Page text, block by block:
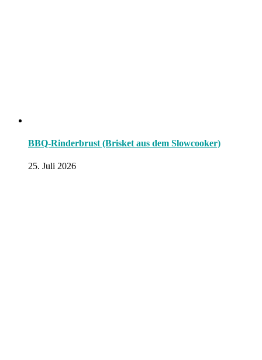
BBQ-Rinderbrust (Brisket aus dem Slowcooker)
25. Juli 2026